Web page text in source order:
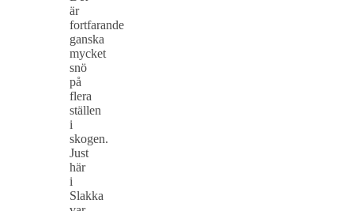
är
fortfarande
ganska
mycket
snö
på
flera
ställen
i
skogen.
Just
här
i
Slakka